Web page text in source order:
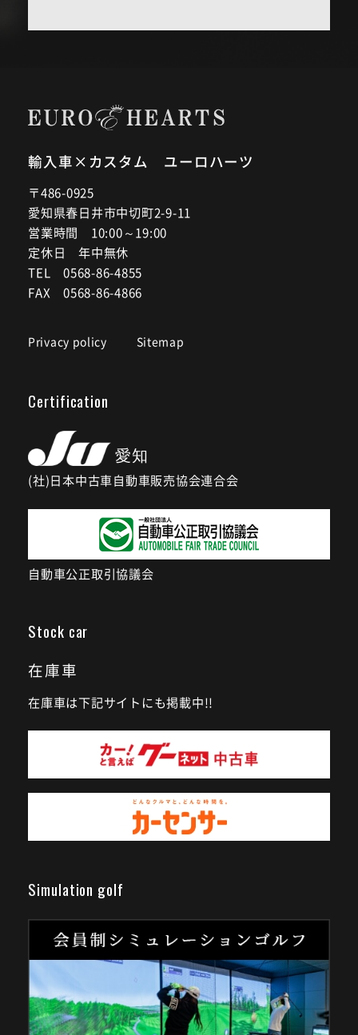
輸入車×カスタム ユーロハーツ
〒486-0925
愛知県春日井市中切町2-9-11
営業時間 10:00～19:00
定休日 年中無休
TEL 0568-86-4855
FAX 0568-86-4866
Privacy policy Sitemap
Certification
(社)日本中古車自動車販売協会連合会
自動車公正取引協議会
Stock car
在庫車
在庫車は下記サイトにも掲載中!!
Simulation golf